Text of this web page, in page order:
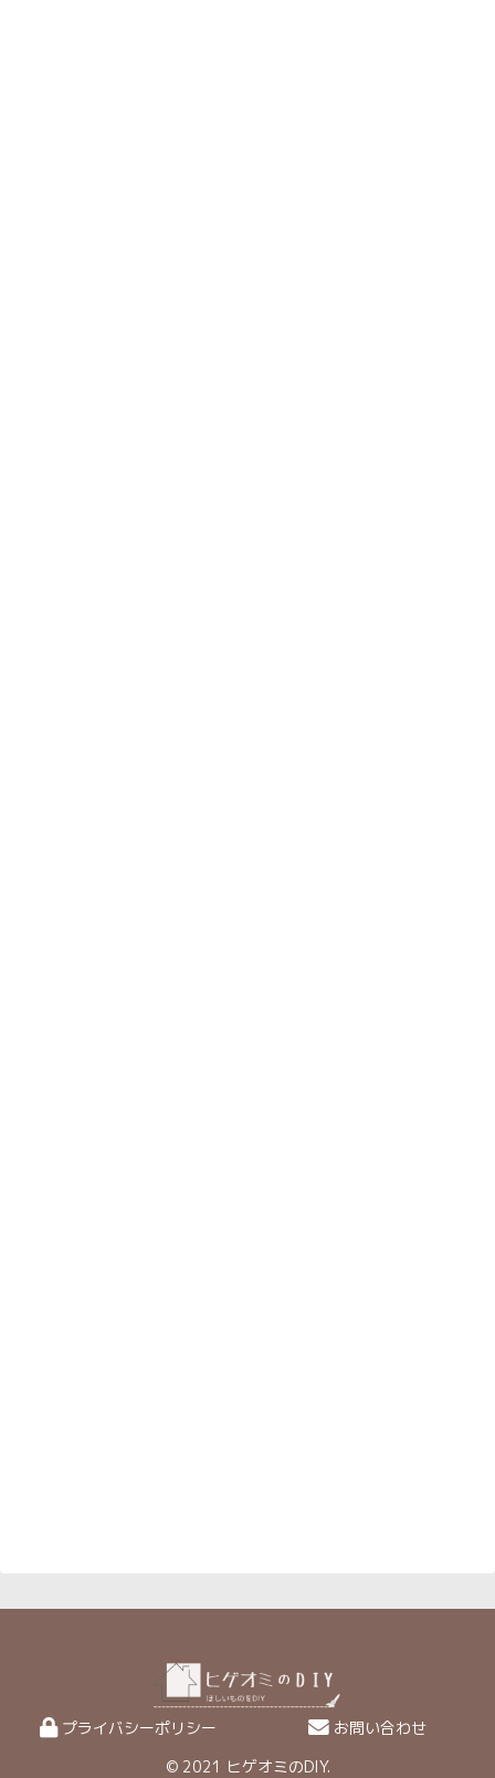
プライバシーポリシー
お問い合わせ
© 2021 ヒゲオミのDIY.